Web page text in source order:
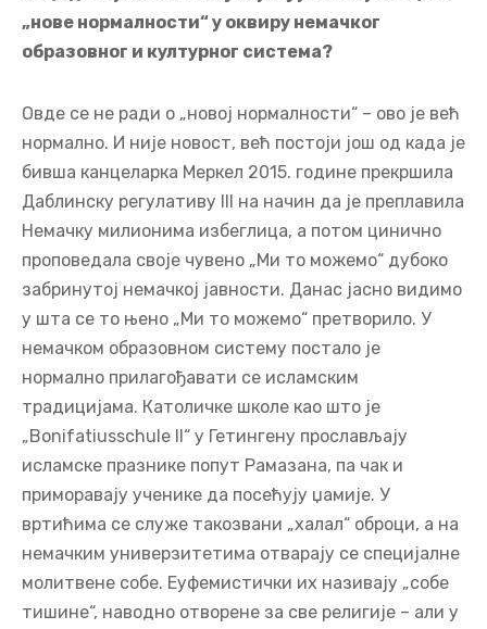
„нове нормалности“ у оквиру немачког
образовног и културног система?
Овде се не ради о „новој нормалности“ – ово је већ
нормално. И није новост, већ постоји још од када је
бивша канцеларка Меркел 2015. године прекршила
Даблинску регулативу III на начин да је преплавила
Немачку милионима избеглица, а потом цинично
проповедала своје чувено „Ми то можемо“ дубоко
забринутој немачкој јавности. Данас јасно видимо
у шта се то њено „Ми то можемо“ претворило. У
немачком образовном систему постало је
нормално прилагођавати се исламским
традицијама. Католичке школе као што је
„Bonifatiusschule II“ у Гетингену прослављају
исламске празнике попут Рамазана, па чак и
приморавају ученике да посећују џамије. У
вртићима се служе такозвани „халал“ оброци, а на
немачким универзитетима отварају се специјалне
молитвене собе. Еуфемистички их називају „собе
тишине“, наводно отворене за све религије – али у